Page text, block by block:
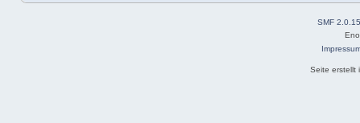
SMF 2.0.15
Seite erstellt